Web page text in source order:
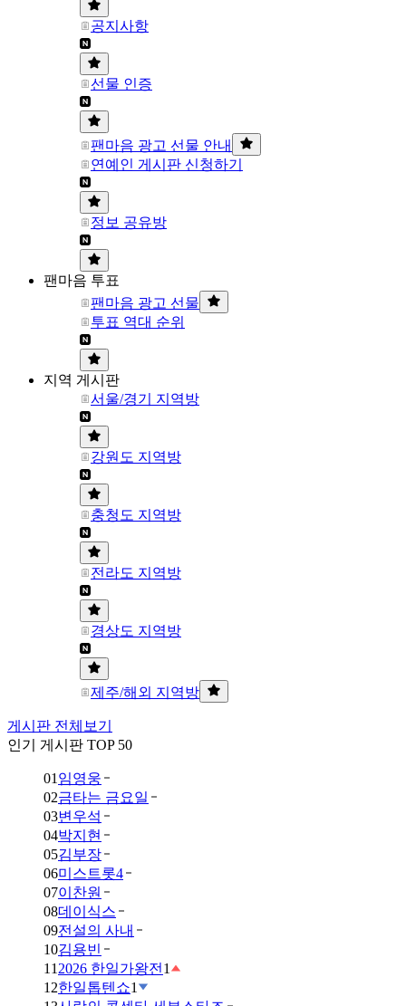
공지사항
선물 인증
팬마음 광고 선물 안내
연예인 게시판 신청하기
정보 공유방
팬마음 투표
팬마음 광고 선물
투표 역대 순위
지역 게시판
서울/경기 지역방
강원도 지역방
충청도 지역방
전라도 지역방
경상도 지역방
제주/해외 지역방
게시판 전체보기
인기 게시판 TOP 50
01 임영웅
02금타는 금요일
03변우석
04박지현
05김부장
06미스트롯4
07이찬원
08데이식스
09전설의 사내
10김용빈
11 2026 한일가왕전 1
12한일톱텐쇼1